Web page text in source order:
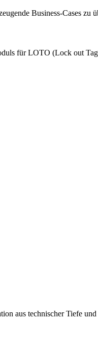
Business-Cases zu
für LOTO (Lock out
aus technischer Tiefe